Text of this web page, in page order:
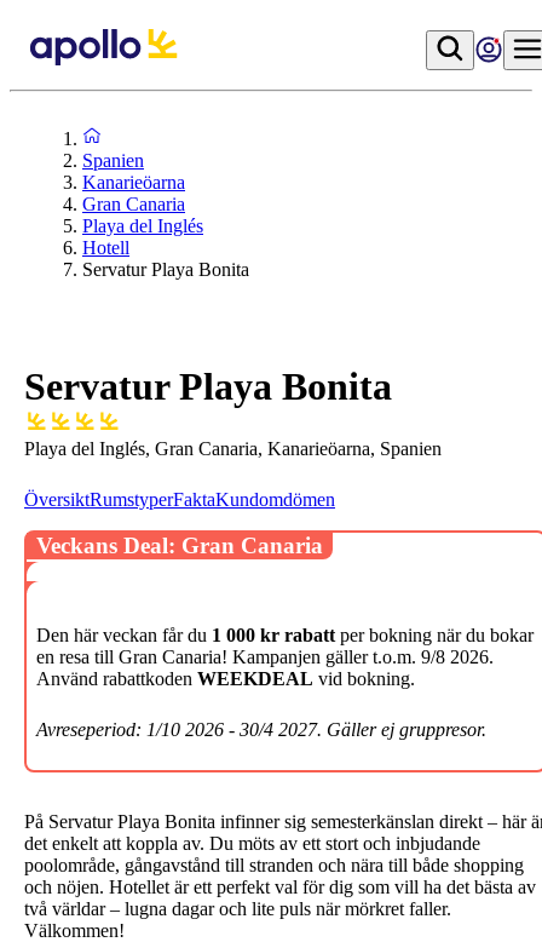
Spanien
Kanarieöarna
Gran Canaria
Playa del Inglés
Hotell
Servatur Playa Bonita
Servatur Playa Bonita
Playa del Inglés, Gran Canaria, Kanarieöarna, Spanien
ÖversiktRumstyperFaktaKundomdömen
På Servatur Playa Bonita infinner sig semesterkänslan direkt – här
det enkelt att koppla av. Du möts av ett stort och inbjudande
poolområde, gångavstånd till stranden och nära till både shopping
och nöjen. Hotellet är ett perfekt val för dig som vill ha det bästa av
två världar – lugna dagar och lite puls när mörkret faller.
Välkommen!
Veckans Deal: Gran Canaria
Den här veckan får du 1 000 kr rabatt per bokning när du bokar
en resa till Gran Canaria! Kampanjen gäller t.o.m. 9/8 2026.
Använd rabattkoden WEEKDEAL vid bokning.
Avreseperiod: 1/10 2026 - 30/4 2027. Gäller ej gruppresor.